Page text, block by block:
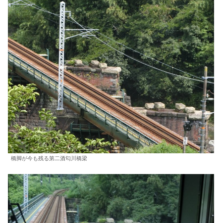
橋脚が今も残る第二酒匂川橋梁